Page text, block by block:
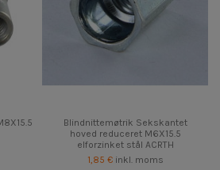
Blindnittemøtrik Sekskantet
hoved reduceret M6X15.5
elforzinket stål ACRTH
1,85 € inkl. moms